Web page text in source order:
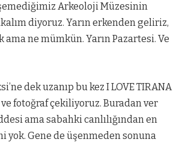
Arkeoloji Müzesinin
diyoruz. Yarın erkenden geliriz,
ne mümkün. Yarın Pazartesi. Ve
dek uzanıp bu kez I LOVE TIRANA
ve fotoğraf çekiliyoruz. Buradan ver
ama sabahki canlılığından en
yok. Gene de üşenmeden sonuna